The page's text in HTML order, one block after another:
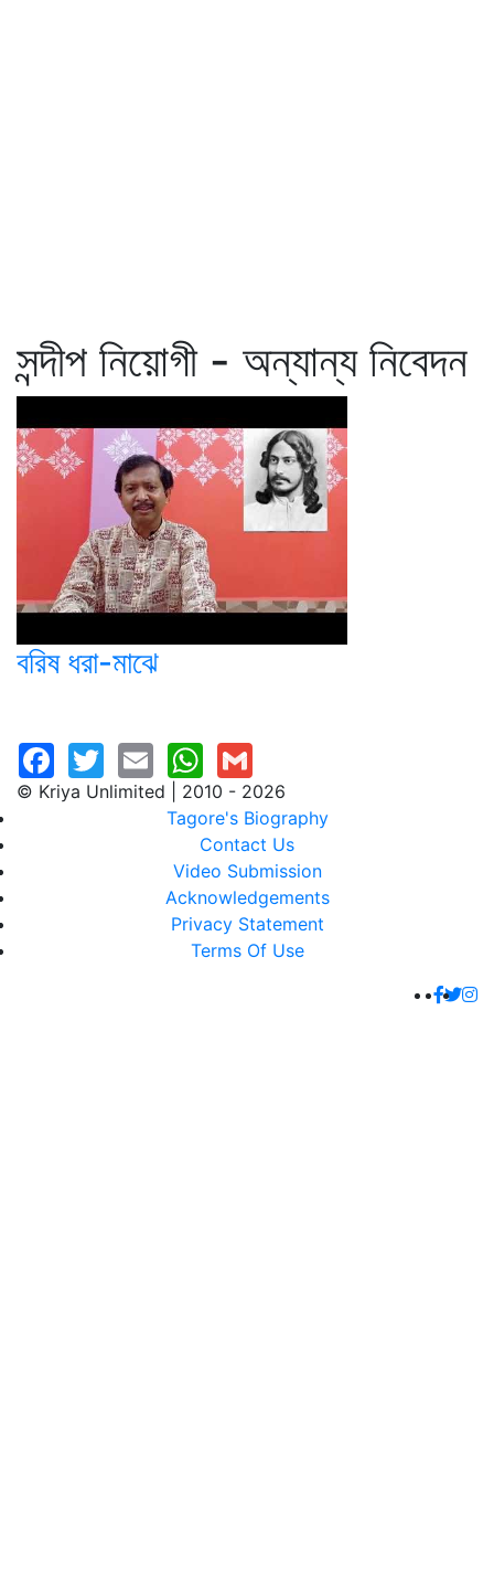
সন্দীপ নিয়োগী - অন্যান্য নিবেদন
বরিষ ধরা-মাঝে
© Kriya Unlimited | 2010 - 2026
Tagore's Biography
Contact Us
Video Submission
Acknowledgements
Privacy Statement
Terms Of Use